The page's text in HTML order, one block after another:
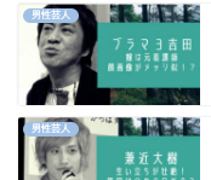
男性芸人
男性芸人